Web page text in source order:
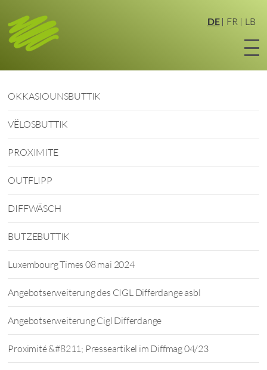
DE FR LB
OKKASIOUNSBUTTIK
VËLOSBUTTIK
PROXIMITE
OUTFLIPP
DIFFWÄSCH
BUTZEBUTTIK
Luxembourg Times 08 mai 2024
Angebotserweiterung des CIGL Differdange asbl
Angebotserweiterung Cigl Differdange
Proximité &#8211; Presseartikel im Diffmag 04/23